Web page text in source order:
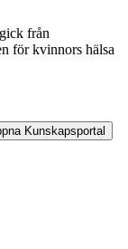
från
för kvinnors hälsa
Kunskapsportal